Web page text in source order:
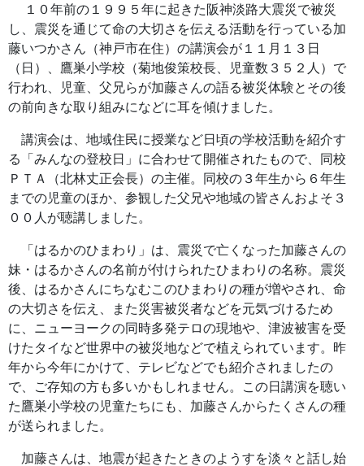
１０年前の１９９５年に起きた阪神淡路大震災で被災
し、震災を通じて命の大切さを伝える活動を行っている加
藤いつかさん（神戸市在住）の講演会が１１月１３日
（日）、鷹巣小学校（菊地俊策校長、児童数３５２人）で
行われ、児童、父兄らが加藤さんの語る被災体験とその後
の前向きな取り組みになどに耳を傾けました。
講演会は、地域住民に授業など日頃の学校活動を紹介す
る「みんなの登校日」に合わせて開催されたもので、同校
ＰＴＡ（北林丈正会長）の主催。同校の３年生から６年生
までの児童のほか、参観した父兄や地域の皆さんおよそ３
００人が聴講しました。
「はるかのひまわり」は、震災で亡くなった加藤さんの
妹・はるかさんの名前が付けられたひまわりの名称。震災
後、はるかさんにちなむこのひまわりの種が増やされ、命
の大切さを伝え、また災害被災者などを元気づけるため
に、ニューヨークの同時多発テロの現地や、津波被害を受
けたタイなど世界中の被災地などで植えられています。昨
年から今年にかけて、テレビなどでも紹介されましたの
で、ご存知の方も多いかもしれません。この日講演を聴い
た鷹巣小学校の児童たちにも、加藤さんからたくさんの種
が送られました。
加藤さんは、地震が起きたときのようすを淡々と話し始